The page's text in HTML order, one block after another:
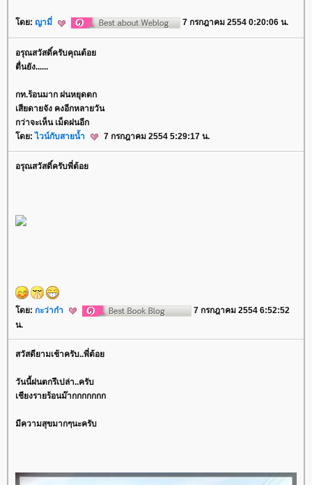
ดย: ญามี่ 7 กรกฎาคม 2554 0:20:06 น.
อรุณสวัสดิ์ครับคุณต้อ
ตื่นยัง......
กท.ร้อนมาก ฝนหยุดตก
เสียดายจัง คงอีกหลายวัน
กว่าจะเห็น เม็ดฝนอีก
ดย:ไวน์กับสายน้ำ 7 กรกฎาคม 2554 5:29:17 น.
อรุณสวัสดิ์ครับพี่ต้อ
ดย: กะว่าก๋า
7 กรกฎาคม 2554 6:52:52
น.
สวัสดียามเช้าครับ..พี่ต้อ
วันนี้ฝนตกรึเปล่า..ครับ
เชียงรายร้อนม๊ากกกกกกก
มีความสุขมากๆนะครับ